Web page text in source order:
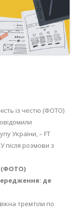
із честю (ФОТО)
України, – FT
після розмови з
(ФОТО)
де
тремтіли по